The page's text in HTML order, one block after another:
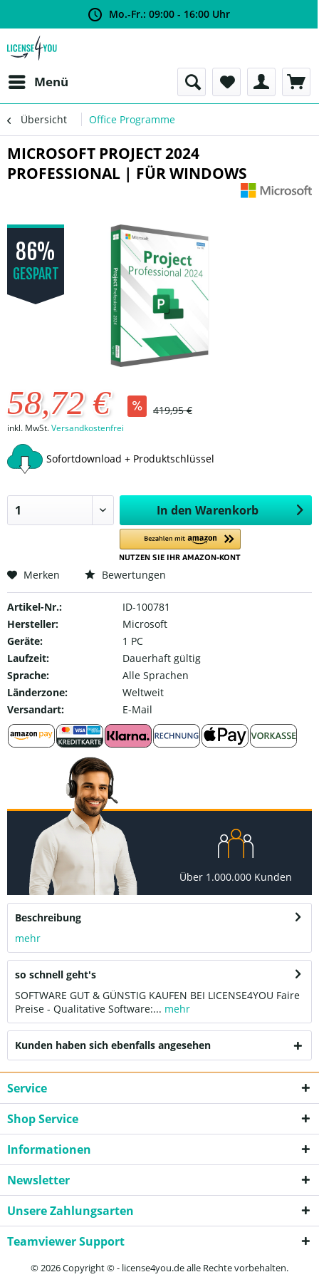
Mo.-Fr.: 09:00 - 16:00 Uhr
Menü
Übersicht Office Programme
MICROSOFT PROJECT 2024
PROFESSIONAL | FÜR WINDOWS
86%
GESPART
58,72 € 419,95 €
inkl. MwSt.Versandkostenfrei
Sofortdownload + Produktschlüssel
In den Warenkorb
Merken Bewertungen
Artikel-Nr.:
ID-100781
Hersteller:
Microsoft
Geräte:
1 PC
Laufzeit:
Dauerhaft gültig
Sprache:
Alle Sprachen
Länderzone:
Weltweit
Versandart:
E-Mail
Über 1.000.000 Kunden
Beschreibung
mehr
so schnell geht's
SOFTWARE GUT & GÜNSTIG KAUFEN BEI LICENSE4YOU Faire
Preise - Qualitative Software:... mehr
Kunden haben sich ebenfalls angesehen
Service
Shop Service
Informationen
Newsletter
Unsere Zahlungsarten
Teamviewer Support
© 2026 Copyright © - license4you.de alle Rechte vorbehalten.